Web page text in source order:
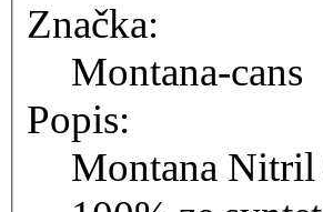
Značka:
Montana-cans
Popis:
Montana Nitril Gloves nové